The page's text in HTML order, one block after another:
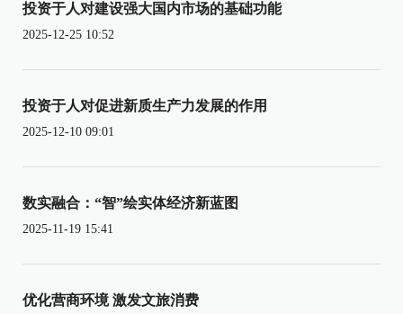
投资于人对建设强大国内市场的基础功能
2025-12-25 10:52
投资于人对促进新质生产力发展的作用
2025-12-10 09:01
数实融合：“智”绘实体经济新蓝图
2025-11-19 15:41
优化营商环境 激发文旅消费